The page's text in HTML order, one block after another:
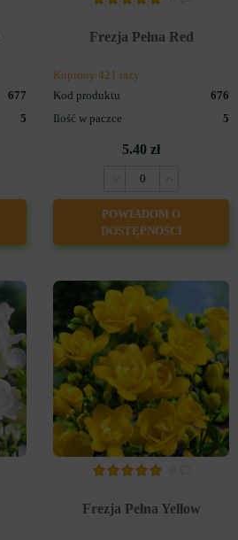
677
5
Frezja Pełna Red
Kupiony 421 razy
Kod produktu
676
Ilość w paczce
5
5.40 zł
POWIADOM O
DOSTĘPNOŚCI
Frezja Pełna Yellow